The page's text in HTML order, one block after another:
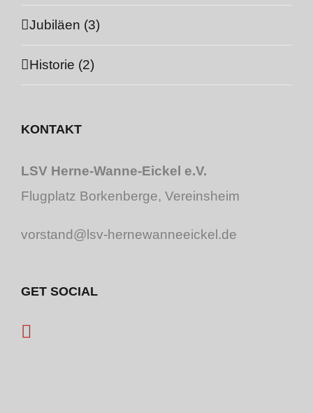
Jubiläen (3)
Historie (2)
KONTAKT
LSV Herne-Wanne-Eickel e.V.
Flugplatz Borkenberge, Vereinsheim
vorstand@lsv-hernewanneeickel.de
GET SOCIAL